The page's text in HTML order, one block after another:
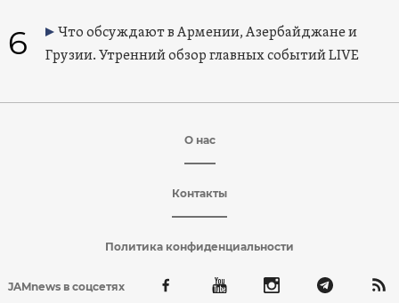
6
Что обсуждают в Армении, Азербайджане и
Грузии. Утренний обзор главных событий LIVE
О нас
Контакты
Политика конфиденциальности
JAMnews в соцсетях